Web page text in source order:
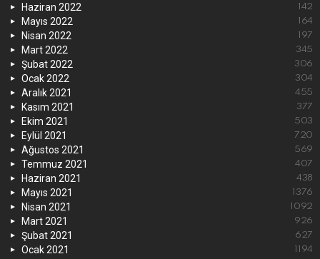
Haziran 2022 142
Mayıs 2022 164
Nisan 2022 197
Mart 2022 345
Şubat 2022 306
Ocak 2022 304
Aralık 2021 455
Kasım 2021 377
Ekim 2021 503
Eylül 2021 720
Ağustos 2021 569
Temmuz 2021 407
Haziran 2021 438
Mayıs 2021 1376
Nisan 2021 1092
Mart 2021 926
Şubat 2021 627
Ocak 2021 1194